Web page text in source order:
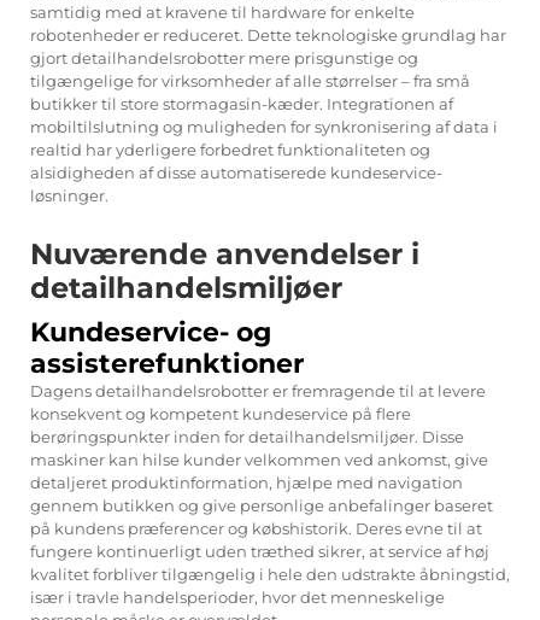
samtidig med at kravene til hardware for enkelte
robotenheder er reduceret. Dette teknologiske grundlag har
gjort detailhandelsrobotter mere prisgunstige og
tilgængelige for virksomheder af alle størrelser – fra små
butikker til store stormagasin-kæder. Integrationen af
mobiltilslutning og muligheden for synkronisering af data i
realtid har yderligere forbedret funktionaliteten og
alsidigheden af disse automatiserede kundeservice-
løsninger.
Nuværende anvendelser i
detailhandelsmiljøer
Kundeservice- og
assisterefunktioner
Dagens detailhandelsrobotter er fremragende til at levere
konsekvent og kompetent kundeservice på flere
berøringspunkter inden for detailhandelsmiljøer. Disse
maskiner kan hilse kunder velkommen ved ankomst, give
detaljeret produktinformation, hjælpe med navigation
gennem butikken og give personlige anbefalinger baseret
på kundens præferencer og købshistorik. Deres evne til at
fungere kontinuerligt uden træthed sikrer, at service af høj
kvalitet forbliver tilgængelig i hele den udstrakte åbningstid,
især i travle handelsperioder, hvor det menneskelige